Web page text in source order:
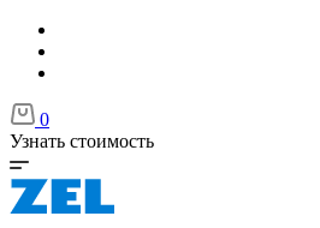
0
Узнать стоимость